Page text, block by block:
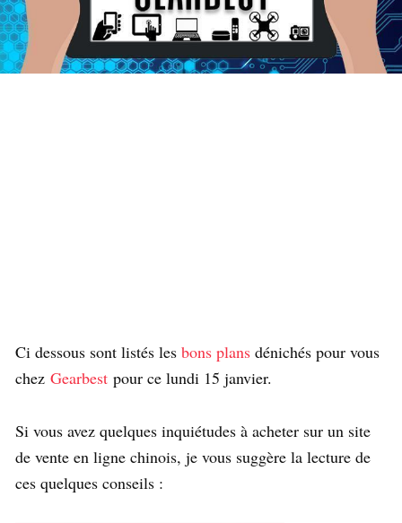
Ci dessous sont listés les bons plans dénichés pour vous
chez Gearbest pour ce lundi 15 janvier.
Si vous avez quelques inquiétudes à acheter sur un site
de vente en ligne chinois, je vous suggère la lecture de
ces quelques conseils :